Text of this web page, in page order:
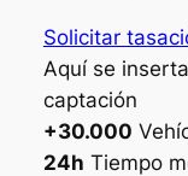
Solicitar
Aquí se
captación
+30.000
24h Tiempo